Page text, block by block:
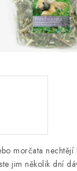
morčata nechtějí
jim několik dní